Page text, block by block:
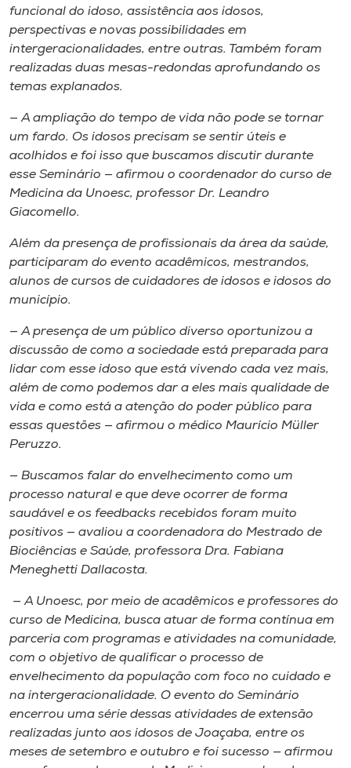
funcional do idoso, assistência aos idosos,
perspectivas e novas possibilidades em
intergeracionalidades, entre outras. Também foram
realizadas duas mesas-redondas aprofundando os
temas explanados.
— A ampliação do tempo de vida não pode se tornar
um fardo. Os idosos precisam se sentir úteis e
acolhidos e foi isso que buscamos discutir durante
esse Seminário — afirmou o coordenador do curso de
Medicina da Unoesc, professor Dr. Leandro
Giacomello.
Além da presença de profissionais da área da saúde,
participaram do evento acadêmicos, mestrandos,
alunos de cursos de cuidadores de idosos e idosos do
município.
— A presença de um público diverso oportunizou a
discussão de como a sociedade está preparada para
lidar com esse idoso que está vivendo cada vez mais,
além de como podemos dar a eles mais qualidade de
vida e como está a atenção do poder público para
essas questões — afirmou o médico Maurício Müller
Peruzzo.
— Buscamos falar do envelhecimento como um
processo natural e que deve ocorrer de forma
saudável e os feedbacks recebidos foram muito
positivos — avaliou a coordenadora do Mestrado de
Biociências e Saúde, professora Dra. Fabiana
Meneghetti Dallacosta.
— A Unoesc, por meio de acadêmicos e professores do
curso de Medicina, busca atuar de forma contínua em
parceria com programas e atividades na comunidade,
com o objetivo de qualificar o processo de
envelhecimento da população com foco no cuidado e
na intergeracionalidade. O evento do Seminário
encerrou uma série dessas atividades de extensão
realizadas junto aos idosos de Joaçaba, entre os
meses de setembro e outubro e foi sucesso — afirmou